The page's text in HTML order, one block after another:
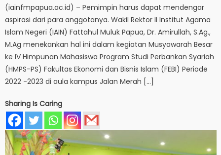
(iainfmpapua.ac.id) – Pemimpin harus dapat mendengar
aspirasi dari para anggotanya. Wakil Rektor II Institut Agama
Islam Negeri (IAIN) Fattahul Muluk Papua, Dr. Amirullah, S.Ag.,
M.Ag menekankan hal ini dalam kegiatan Musyawarah Besar
ke IV Himpunan Mahasiswa Program Studi Perbankan Syariah
(HMPS-PS) Fakultas Ekonomi dan Bisnis Islam (FEBI) Periode
2022 -2023 di aula kampus Jalan Merah […]
Sharing Is Caring